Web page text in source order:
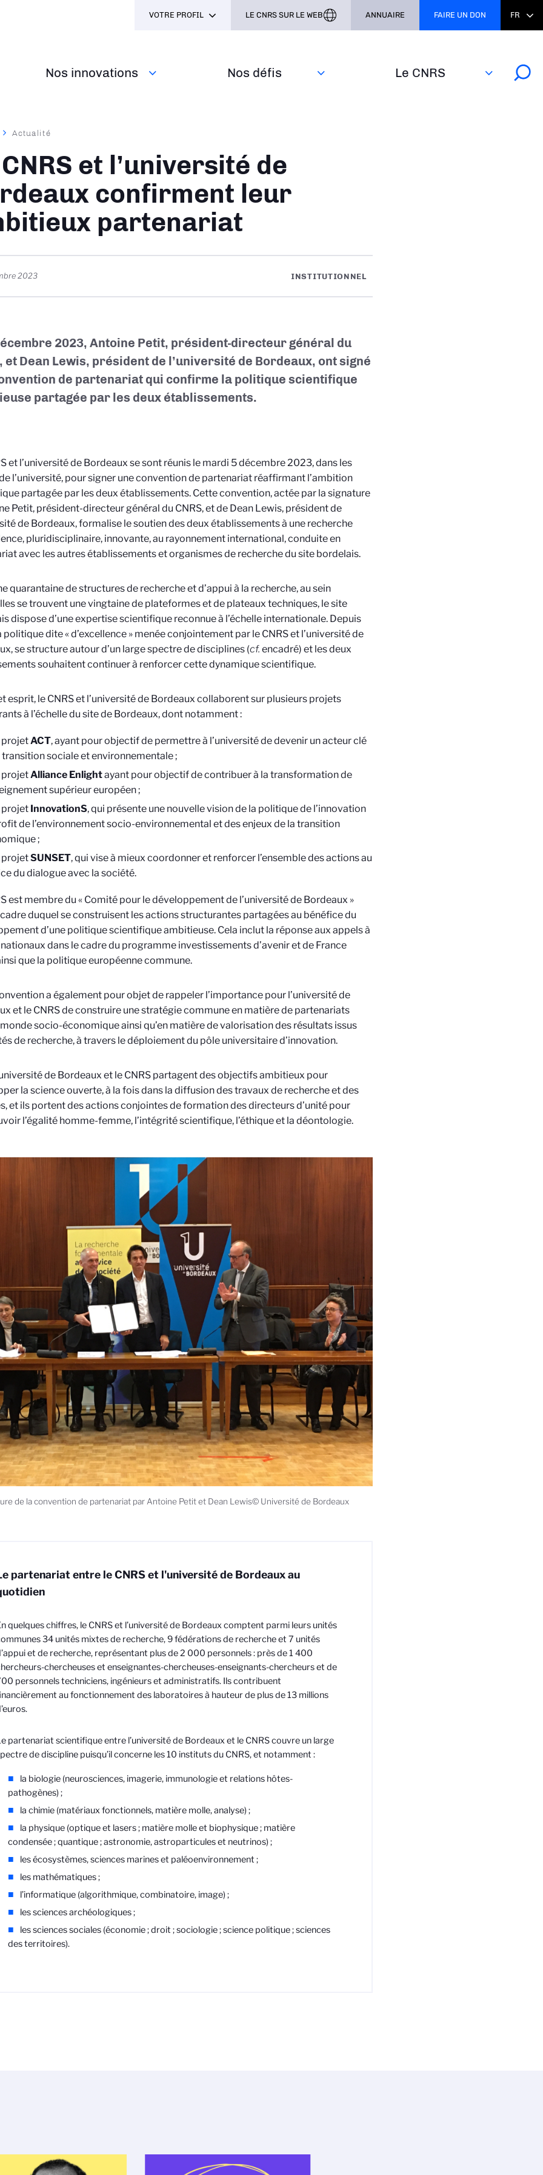
Nos innovations Nos défis‎ Le CNRS
VOTRE PROFIL LE CNRS SUR LE WEB ANNUAIRE FAIRE UN DON FR
Actualité
et l’université de
confirment leur
partenariat
2023 INSTITUTIONNEL
2023, Antoine Petit, président-directeur général du
et Dean Lewis, président de l’université de Bordeaux, ont signé
de partenariat qui confirme la politique scientifique
partagée par les deux établissements.
et l’université de Bordeaux se sont réunis le mardi 5 décembre 2023, dans les
l’université, pour signer une convention de partenariat réaffirmant l’ambition
partagée par les deux établissements. Cette convention, actée par la signature
Petit, président-directeur général du CNRS, et de Dean Lewis, président de
de Bordeaux, formalise le soutien des deux établissements à une recherche
pluridisciplinaire, innovante, au rayonnement international, conduite en
avec les autres établissements et organismes de recherche du site bordelais.
quarantaine de structures de recherche et d’appui à la recherche, au sein
se trouvent une vingtaine de plateformes et de plateaux techniques, le site
dispose d’une expertise scientifique reconnue à l’échelle internationale. Depuis
politique dite « d’excellence » menée conjointement par le CNRS et l’université de
se structure autour d’un large spectre de disciplines (cf. encadré) et les deux
souhaitent continuer à renforcer cette dynamique scientifique.
esprit, le CNRS et l’université de Bordeaux collaborent sur plusieurs projets
à l’échelle du site de Bordeaux, dont notamment :
projetACT, ayant pour objectif de permettre à l’université de devenir un acteur clé
transition sociale et environnementale ;
projetAlliance Enlightayant pour objectif de contribuer à la transformation de
supérieur européen ;
projet InnovationS, qui présente une nouvelle vision de la politique de l’innovation
de l’environnement socio-environnemental et des enjeux de la transition
;
projetSUNSET, qui vise à mieux coordonner et renforcer l’ensemble des actions au
du dialogue avec la société.
est membre du « Comité pour le développement de l’université de Bordeaux »
duquel se construisent les actions structurantes partagées au bénéfice du
d’une politique scientifique ambitieuse. Cela inclut la réponse aux appels à
dans le cadre du programme investissements d’avenir et de France
que la politique européenne commune.
a également pour objet de rappeler l’importance pour l’université de
et le CNRS de construire une stratégie commune en matière de partenariats
socio-économique ainsi qu’en matière de valorisation des résultats issus
de recherche, à travers le déploiement du pôle universitaire d’innovation.
de Bordeaux et le CNRS partagent des objectifs ambitieux pour
la science ouverte, à la fois dans la diffusion des travaux de recherche et des
et ils portent des actions conjointes de formation des directeurs d’unité pour
l’égalité homme-femme, l’intégrité scientifique, l’éthique et la déontologie.
de la convention de partenariat par Antoine Petit et Dean Lewis© Université de Bordeaux
partenariat entre le CNRS et l'université de Bordeaux au
quelques chiffres, le CNRS et l’université de Bordeaux comptent parmi leurs unités
34 unités mixtes de recherche, 9 fédérations de recherche et 7 unités
et de recherche, représentant plus de 2 000 personnels : près de 1 400
chercheuses et enseignantes-chercheuses-enseignants-chercheurs et de
personnels techniciens, ingénieurs et administratifs. Ils contribuent
au fonctionnement des laboratoires à hauteur de plus de 13 millions
partenariat scientifique entre l’université de Bordeaux et le CNRS couvre un large
de discipline puisqu’il concerne les 10 instituts du CNRS, et notamment :
la biologie (neurosciences, imagerie, immunologie et relations hôtes-
pathogènes) ;
la chimie (matériaux fonctionnels, matière molle, analyse) ;
la physique (optique et lasers ; matière molle et biophysique ; matière
condensée ; quantique ; astronomie, astroparticules et neutrinos) ;
les écosystèmes, sciences marines et paléoenvironnement ;
les mathématiques ;
l’informatique (algorithmique, combinatoire, image) ;
les sciences archéologiques ;
les sciences sociales (économie ; droit ; sociologie ; science politique ; sciences
des territoires).